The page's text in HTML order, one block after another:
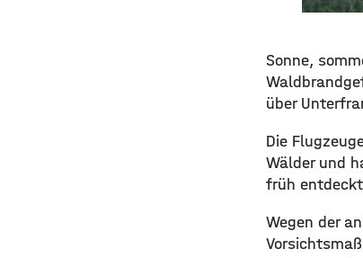
Sonne,
über
Die
Wälder und
früh
Wegen der